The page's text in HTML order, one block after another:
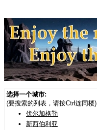
选择一个城市:
(要搜索的列表，请按Ctrl连同楼)
伏尔加格勒
新西伯利亚